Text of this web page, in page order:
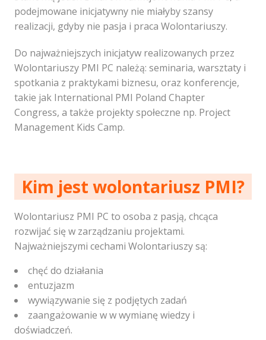
podejmowane inicjatywny nie miałyby szansy
realizacji, gdyby nie pasja i praca Wolontariuszy.
Do najważniejszych inicjatyw realizowanych przez
Wolontariuszy PMI PC należą: seminaria, warsztaty i
spotkania z praktykami biznesu, oraz konferencje,
takie jak International PMI Poland Chapter
Congress, a także projekty społeczne np. Project
Management Kids Camp.
Kim jest wolontariusz PMI?
Wolontariusz PMI PC to osoba z pasją, chcąca
rozwijać się w zarządzaniu projektami.
Najważniejszymi cechami Wolontariuszy są:
chęć do działania
entuzjazm
wywiązywanie się z podjętych zadań
zaangażowanie w w wymianę wiedzy i
doświadczeń.